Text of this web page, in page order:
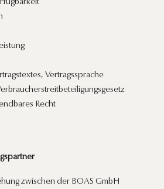
Vertragssprache
Recht
zwischen der BOAS GmbH